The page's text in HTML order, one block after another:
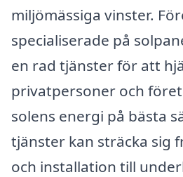
miljömässiga vinster.
specialiserade på
en rad tjänster för att
privatpersoner och
solens energi på bästa
tjänster kan sträcka sig
och installation till